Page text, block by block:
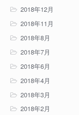
2018年12月
2018年11月
2018年8月
2018年7月
2018年6月
2018年4月
2018年3月
2018年2月